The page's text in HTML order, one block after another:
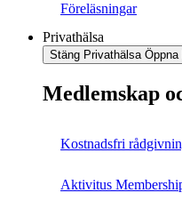
Föreläsningar
Privathälsa
Stäng Privathälsa
Medlemskap
Kostnadsfri
Aktivitus